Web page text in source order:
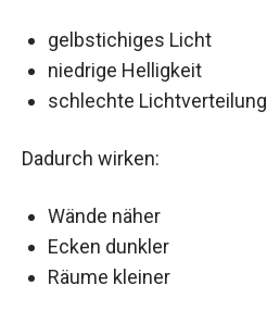
gelbstichiges Licht
niedrige Helligkeit
schlechte Lichtverteilung
Dadurch wirken:
Wände näher
Ecken dunkler
Räume kleiner